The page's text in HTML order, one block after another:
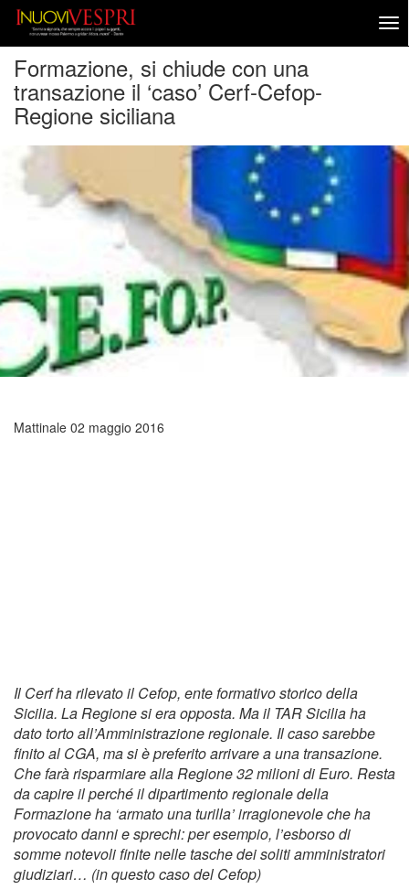
Formazione, si chiude con una
transazione il ‘caso’ Cerf-Cefop-
Regione siciliana
Mattinale 02 maggio 2016
Il Cerf ha rilevato il Cefop, ente formativo storico della
Sicilia. La Regione si era opposta. Ma il TAR Sicilia ha
dato torto all’Amministrazione regionale. Il caso sarebbe
finito al CGA, ma si è preferito arrivare a una transazione.
Che farà risparmiare alla Regione 32 milioni di Euro. Resta
da capire il perché il dipartimento regionale della
Formazione ha ‘armato una turilla’ irragionevole che ha
provocato danni e sprechi: per esempio, l’esborso di
somme notevoli finite nelle tasche dei soliti amministratori
giudiziari… (in questo caso del Cefop)